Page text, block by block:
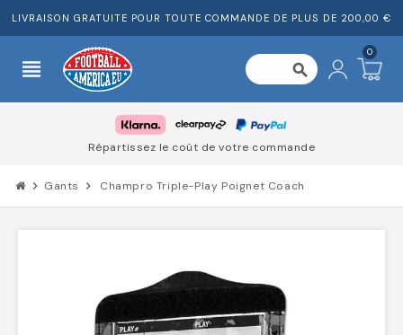
LIVRAISON GRATUITE POUR TOUTE COMMANDE DE PLUS DE 200,00 €
view_headline search
0
Répartissez le coût de votre commande
chevron_right Gants chevron_right Champro Triple-Play Poignet Coach